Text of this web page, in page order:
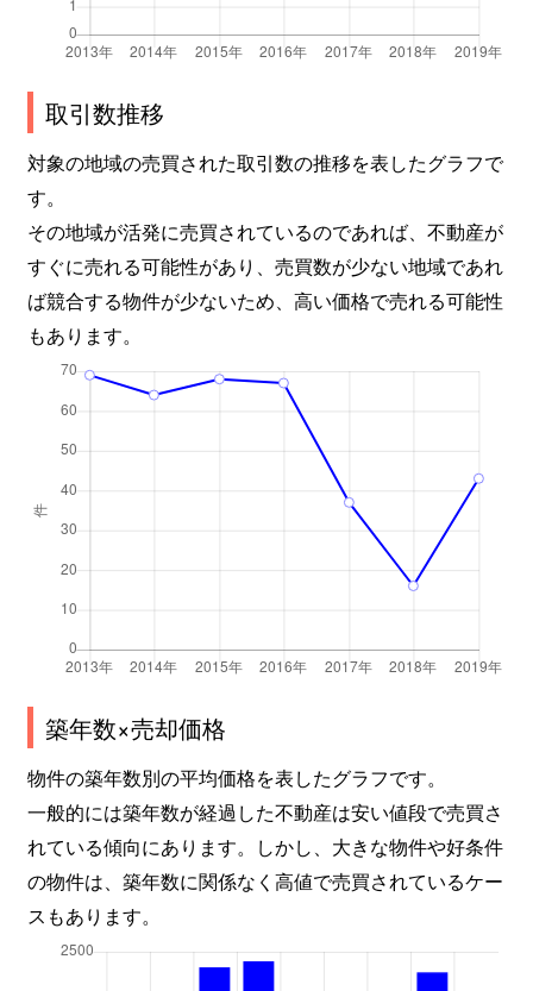
取引数推移
対象の地域の売買された取引数の推移を表したグラフで
す。
その地域が活発に売買されているのであれば、不動産が
すぐに売れる可能性があり、売買数が少ない地域であれ
ば競合する物件が少ないため、高い価格で売れる可能性
もあります。
築年数×売却価格
物件の築年数別の平均価格を表したグラフです。
一般的には築年数が経過した不動産は安い値段で売買さ
れている傾向にあります。しかし、大きな物件や好条件
の物件は、築年数に関係なく高値で売買されているケー
スもあります。